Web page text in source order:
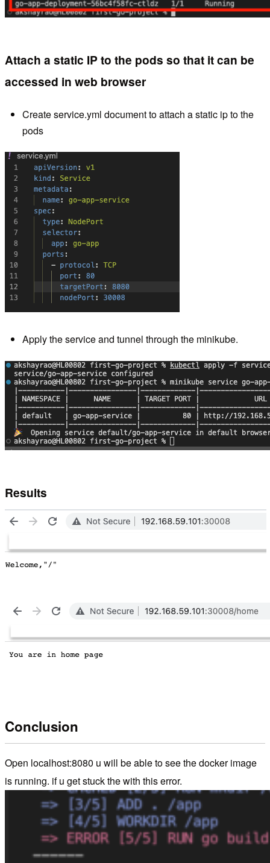
Attach a static IP to the pods so that it can be
accessed in web browser
Create service.yml document to attach a static ip to the
pods
Apply the service and tunnel through the minikube.
Results
Conclusion
Open localhost:8080 u will be able to see the docker image
is running. if u get stuck the with this error.